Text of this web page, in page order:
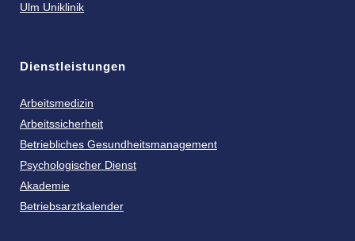
Ulm Uniklinik
Dienstleistungen
Arbeitsmedizin
Arbeitssicherheit
Betriebliches Gesundheitsmanagement
Psychologischer Dienst
Akademie
Betriebsarztkalender